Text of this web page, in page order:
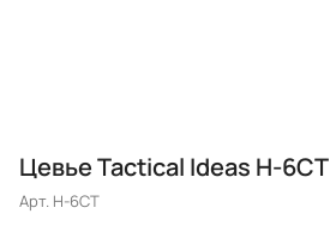
Цевье Tactical Ideas Н-6СТ
Арт. Н-6СТ